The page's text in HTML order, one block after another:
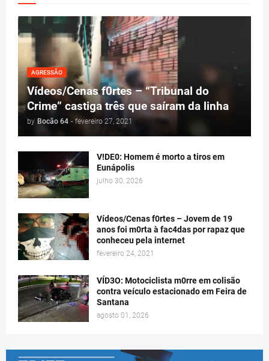
AGRESSÃO
Vídeos/Cenas f0rtes – “Tribunal do
Crime” castiga três que saíram da linha
by Bocão 64 - fevereiro 27, 2021
V!DE0: Homem é morto a tiros em
Eunápolis
julho 30, 2026
Vídeos/Cenas f0rtes – Jovem de 19
anos foi m0rta à fac4das por rapaz que
conheceu pela internet
fevereiro 24, 2021
VÍD3O: Motociclista m0rre em colisão
contra veículo estacionado em Feira de
Santana
agosto 01, 2026